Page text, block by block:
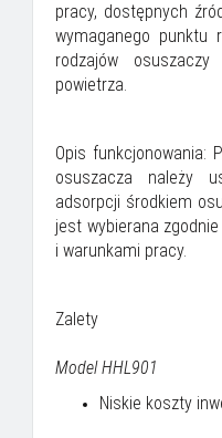
pracy, dostępnych
wymaganego punktu
rodzajów
powietrza.
Opis funkcjonowania:
osuszacza należy
adsorpcji środkiem
jest wybierana
i warunkami pracy.
Model HHL901
Niskie koszty